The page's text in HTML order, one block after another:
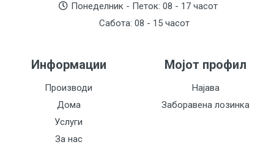
Понеделник - Петок: 08 - 17 часот
Сабота: 08 - 15 часот
Информации
Производи
Дома
Услуги
За нас
Мојот профил
Најава
Заборавена лозинка